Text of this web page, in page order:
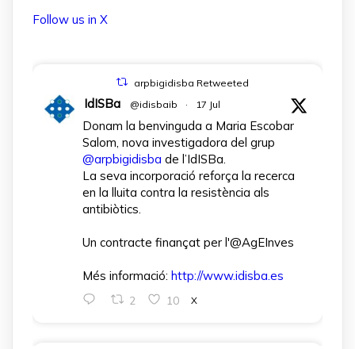
Follow us in X
arpbigidisba Retweeted
IdISBa @idisbaib · 17 Jul
Donam la benvinguda a Maria Escobar
Salom, nova investigadora del grup
@arpbigidisba de l’IdISBa.
La seva incorporació reforça la recerca
en la lluita contra la resistència als
antibiòtics.
Un contracte finançat per l'@AgEInves
Més informació: http://www.idisba.es
2 10 X